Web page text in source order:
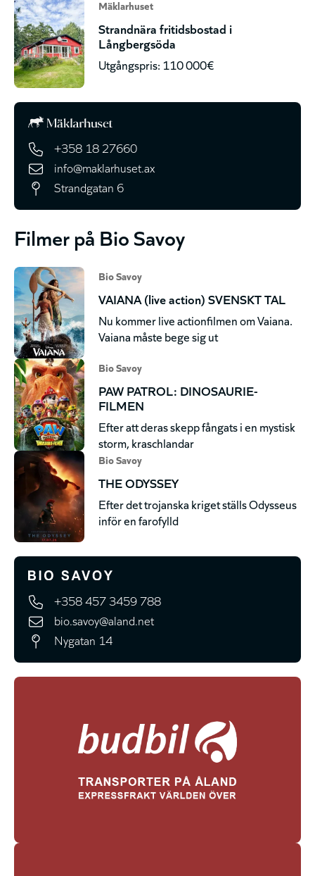
Mäklarhuset
Strandnära fritidsbostad i
Långbergsöda
Utgångspris: 110 000€
+358 18 27660
info@maklarhuset.ax
Strandgatan 6
Filmer på Bio Savoy
Bio Savoy
VAIANA (live action) SVENSKT TAL
Nu kommer live actionfilmen om Vaiana.
Vaiana måste bege sig ut
Bio Savoy
PAW PATROL: DINOSAURIE-
FILMEN
Efter att deras skepp fångats i en mystisk
storm, kraschlandar
Bio Savoy
THE ODYSSEY
Efter det trojanska kriget ställs Odysseus
inför en farofylld
+358 457 3459 788
bio.savoy@aland.net
Nygatan 14